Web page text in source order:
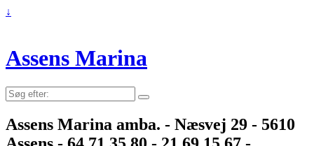
↓
Assens Marina
Søg
efter:
Assens Marina amba. - Næsvej 29 - 5610